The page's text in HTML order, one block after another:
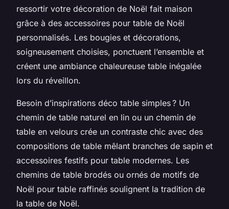
ressortir votre décoration de Noël fait maison
grâce à des accessoires pour table de Noël
personnalisés. Les bougies et décorations,
soigneusement choisies, ponctuent l’ensemble et
créent une ambiance chaleureuse table inégalée
lors du réveillon.
Besoin d’inspirations déco table simples ? Un
chemin de table naturel en lin ou un chemin de
table en velours crée un contraste chic avec des
compositions de table mêlant branches de sapin et
accessoires festifs pour table modernes. Les
chemins de table brodés ou ornés de motifs de
Noël pour table raffinés soulignent la tradition de
la table de Noël.